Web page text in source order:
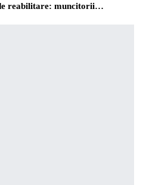
reabilitare: muncitorii…